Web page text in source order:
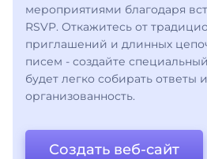
мероприятиями благодаря
RSVP. Откажитесь от
приглашений и длинных
писем - создайте
будет легко собирать ответы
организованность.
Создать веб-сайт